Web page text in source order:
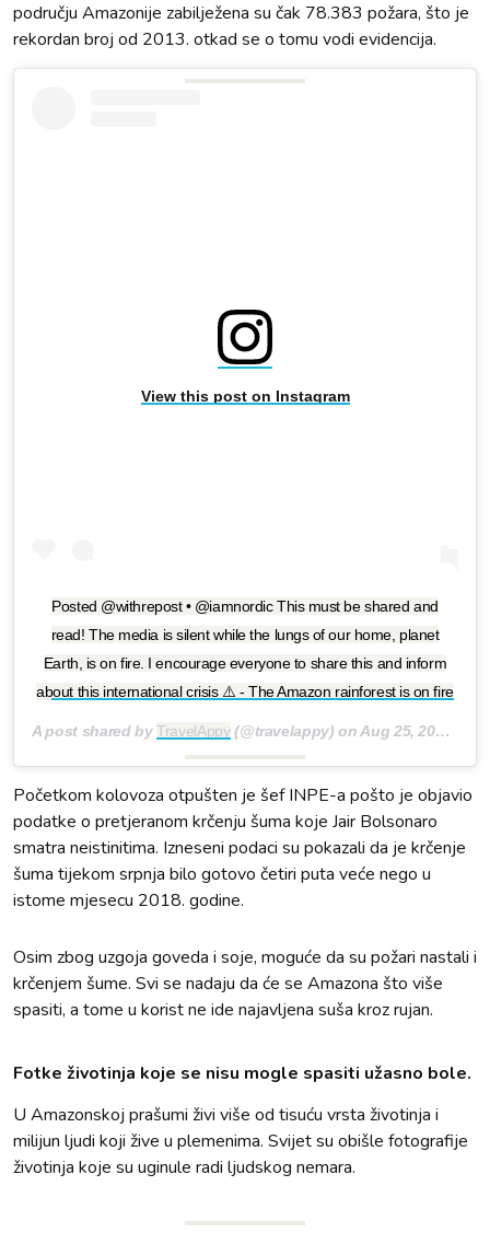
području Amazonije zabilježena su čak 78.383 požara, što je
rekordan broj od 2013. otkad se o tomu vodi evidencija.
View this post on Instagram
Posted @withrepost • @iamnordic This must be shared and
read! The media is silent while the lungs of our home, planet
Earth, is on fire. I encourage everyone to share this and inform
about this international crisis ⚠️ - The Amazon rainforest is on fire
A post shared byTravelAppy(@travelappy) onAug 25, 2019 at 2:00am PDT
Početkom kolovoza otpušten je šef INPE-a pošto je objavio
podatke o pretjeranom krčenju šuma koje Jair Bolsonaro
smatra neistinitima. Izneseni podaci su pokazali da je krčenje
šuma tijekom srpnja bilo gotovo četiri puta veće nego u
istome mjesecu 2018. godine.
Osim zbog uzgoja goveda i soje, moguće da su požari nastali i
krčenjem šume. Svi se nadaju da će se Amazona što više
spasiti, a tome u korist ne ide najavljena suša kroz rujan.
Fotke životinja koje se nisu mogle spasiti užasno bole.
U Amazonskoj prašumi živi više od tisuću vrsta životinja i
milijun ljudi koji žive u plemenima. Svijet su obišle fotografije
životinja koje su uginule radi ljudskog nemara.